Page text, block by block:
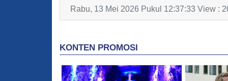
Rabu, 13 Mei 2026 Pukul 12:37:33 View :